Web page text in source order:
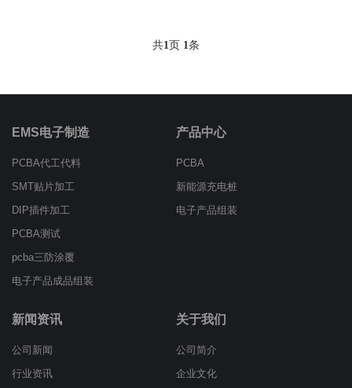
共1页 1条
EMS电子制造
PCBA代工代料
SMT贴片加工
DIP插件加工
PCBA测试
pcba三防涂覆
电子产品成品组装
产品中心
PCBA
新能源充电桩
电子产品组装
新闻资讯
公司新闻
行业资讯
关于我们
公司简介
企业文化